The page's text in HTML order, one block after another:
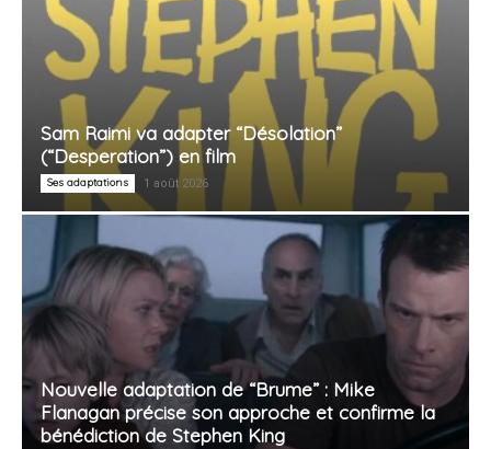
Sam Raimi va adapter “Désolation”
(“Desperation”) en film
Ses adaptations 1 août 2026
Nouvelle adaptation de “Brume” : Mike
Flanagan précise son approche et confirme la
bénédiction de Stephen King